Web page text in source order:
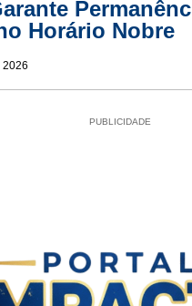
Horário Nobre
2026
PUBLICIDADE